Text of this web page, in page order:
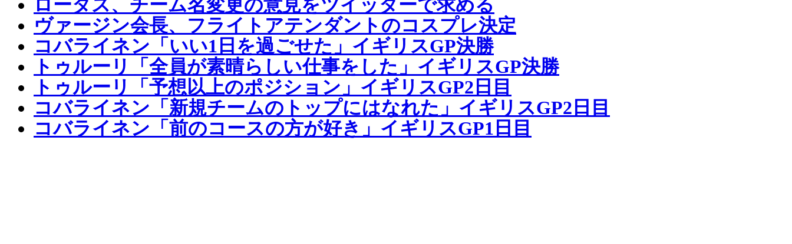
ロータス、チーム名変更の意見をツイッターで求める
ヴァージン会長、フライトアテンダントのコスプレ決定
コバライネン「いい1日を過ごせた」イギリスGP決勝
トゥルーリ「全員が素晴らしい仕事をした」イギリスGP決勝
トゥルーリ「予想以上のポジション」イギリスGP2日目
コバライネン「新規チームのトップにはなれた」イギリスGP2日目
コバライネン「前のコースの方が好き」イギリスGP1日目